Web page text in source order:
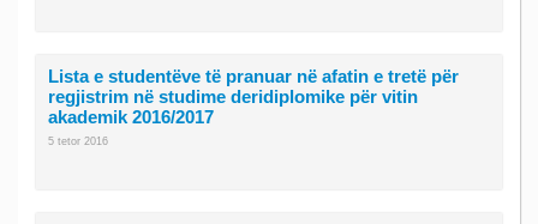
Lista e studentëve të pranuar në afatin e tretë për
regjistrim në studime deridiplomike për vitin
akademik 2016/2017
5 tetor 2016